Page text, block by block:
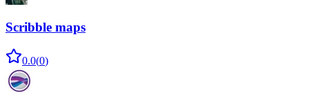
Scribble maps
0.0(0)